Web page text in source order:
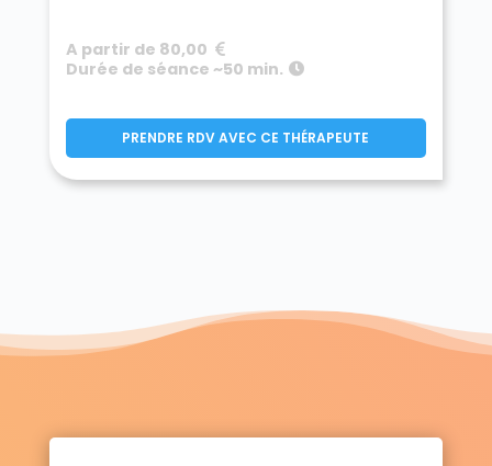
A partir de 80,00
Durée de séance ~50 min.
PRENDRE RDV AVEC CE THÉRAPEUTE